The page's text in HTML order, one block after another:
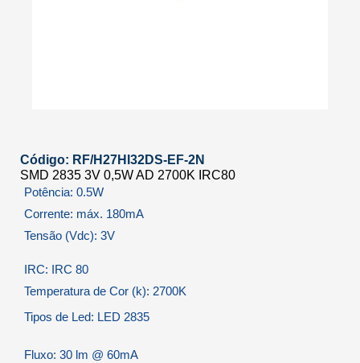
Código: RF/H27HI32DS-EF-2N
SMD 2835 3V 0,5W AD 2700K IRC80
Potência: 0.5W
Corrente: máx. 180mA
Tensão (Vdc): 3V
IRC: IRC 80
Temperatura de Cor (k): 2700K
Tipos de Led: LED 2835
Fluxo: 30 lm @ 60mA